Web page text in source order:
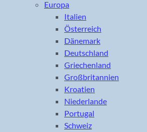
Europa
Italien
Österreich
Dänemark
Deutschland
Griechenland
Großbritannien
Kroatien
Niederlande
Portugal
Schweiz